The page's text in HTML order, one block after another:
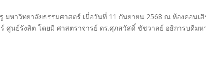
มหาวิทยาลัยธรรมศาสตร์ เมื่อวันที่ 11 กันยายน 2568 ณ ห้องคอนเ
ศูนย์รังสิต โดยมี ศาสตราจารย์ ดร.ศุภสวัสดิ์ ชัชวาลย์ อธิการบดีม